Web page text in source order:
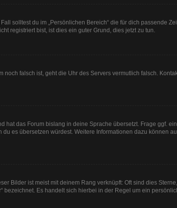
solltest du im „Persönlichen Bereich“ die für dich passende
registriert bist, ist dies ein guter Grund, dies jetzt zu tun.
falsch ist, geht die Uhr des Servers vermutlich falsch.
das Forum bislang in deine Sprache übersetzt. Frage ggf.
es übersetzen würdest. Weitere Informationen dazu können
Bilder ist meist mit deinem Rang verknüpft: Oft sind dies
Es handelt sich hierbei in der Regel um ein